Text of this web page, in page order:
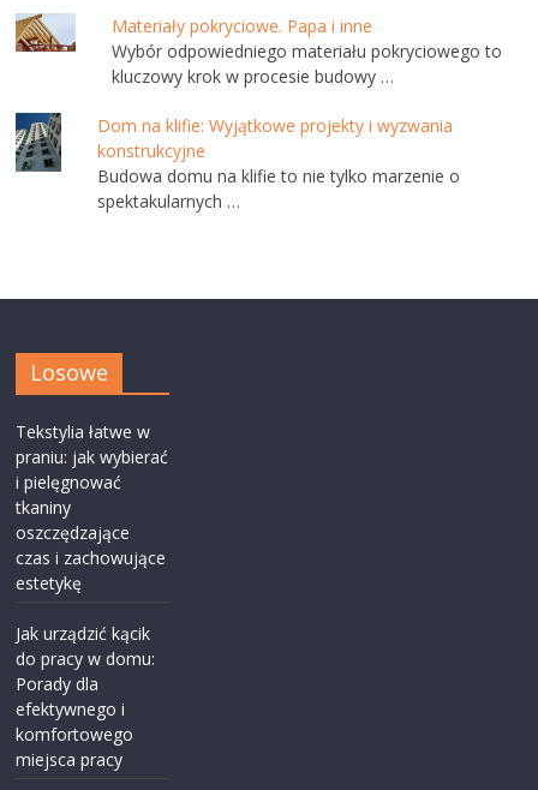
Materiały pokryciowe. Papa i inne
Wybór odpowiedniego materiału pokryciowego to
kluczowy krok w procesie budowy …
Dom na klifie: Wyjątkowe projekty i wyzwania
konstrukcyjne
Budowa domu na klifie to nie tylko marzenie o
spektakularnych …
Losowe
Tekstylia łatwe w
praniu: jak wybierać
i pielęgnować
tkaniny
oszczędzające
czas i zachowujące
estetykę
Jak urządzić kącik
do pracy w domu:
Porady dla
efektywnego i
komfortowego
miejsca pracy